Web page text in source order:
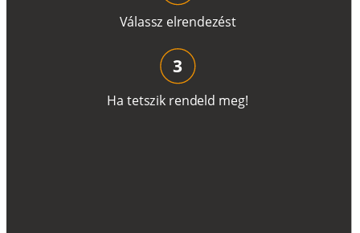
Válassz elrendezést
Ha tetszik rendeld meg!
3